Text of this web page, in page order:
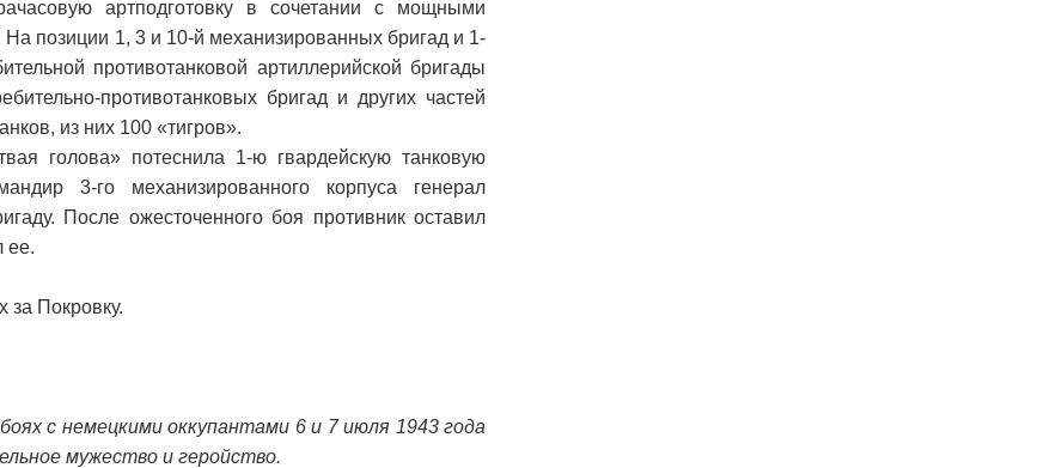
артподготовку в сочетании с мощными
позиции 1, 3 и 10-й механизированных бригад и 1-
противотанковой артиллерийской бригады
противотанковых бригад и других частей
из них 100 «тигров».
голова» потеснила 1-ю гвардейскую танковую
3-го механизированного корпуса генерал
После ожесточенного боя противник оставил
ее.
Покровку.
с немецкими оккупантами 6 и 7 июля 1943 года
мужество и геройство.